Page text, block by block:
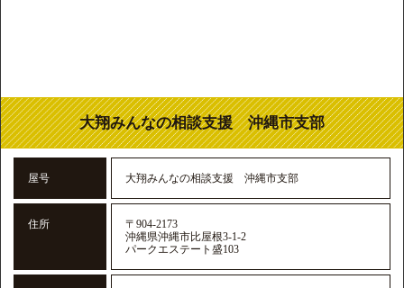
大翔みんなの相談支援 沖縄市支部
屋号 大翔みんなの相談支援 沖縄市支部
住所
〒904-2173
沖縄県沖縄市比屋根3-1-2
パークエステート盛103